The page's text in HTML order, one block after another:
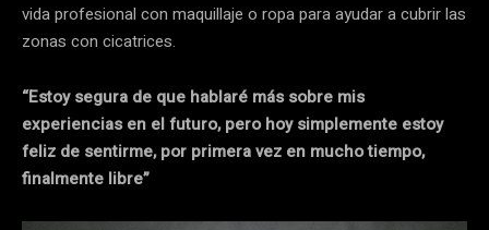
vida profesional con maquillaje o ropa para ayudar a cubrir las
zonas con cicatrices.
“Estoy segura de que hablaré más sobre mis
experiencias en el futuro, pero hoy simplemente estoy
feliz de sentirme, por primera vez en mucho tiempo,
finalmente libre”